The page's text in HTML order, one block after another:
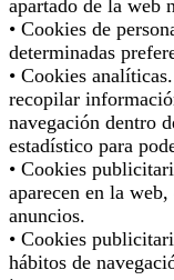
apartado de la web
• Cookies de
determinadas
• Cookies
recopilar
navegación dentro
estadístico para
• Cookies
aparecen en la
anuncios.
• Cookies
hábitos de